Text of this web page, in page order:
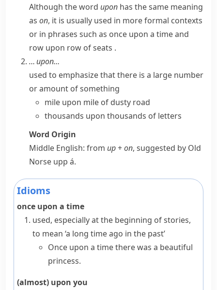
Although the word upon has the same meaning
as on, it is usually used in more formal contexts
or in phrases such as once upon a timeand
row upon row of seats .
… upon…
used to emphasize that there is a large number
or amount of something
mile upon mile of dusty road
thousands upon thousands of letters
Word Origin
Middle English: from up+on, suggested by Old
Norse upp á.
Idioms
once upon a time
used, especially at the beginning of stories,
to mean ‘a long time ago in the past’
Once upon a time there was a beautiful
princess.
(almost) upon you